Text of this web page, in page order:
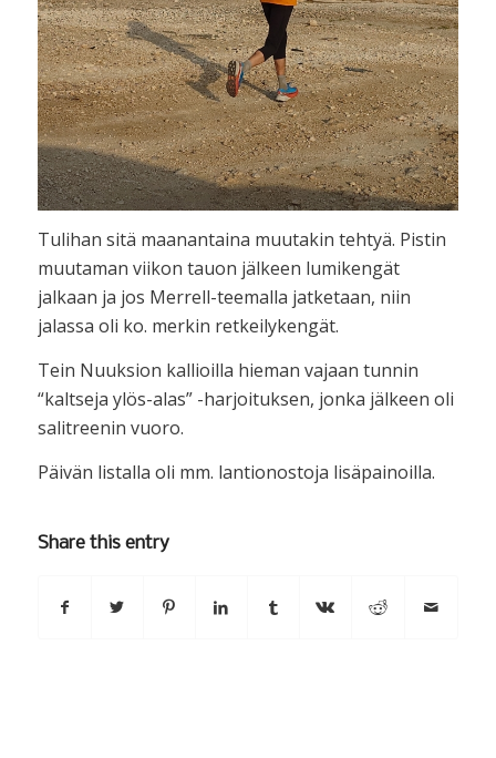
Tulihan sitä maanantaina muutakin tehtyä. Pistin
muutaman viikon tauon jälkeen lumikengät
jalkaan ja jos Merrell-teemalla jatketaan, niin
jalassa oli ko. merkin retkeilykengät.
Tein Nuuksion kallioilla hieman vajaan tunnin
“kaltseja ylös-alas” -harjoituksen, jonka jälkeen oli
salitreenin vuoro.
Päivän listalla oli mm. lantionostoja lisäpainoilla.
Share this entry